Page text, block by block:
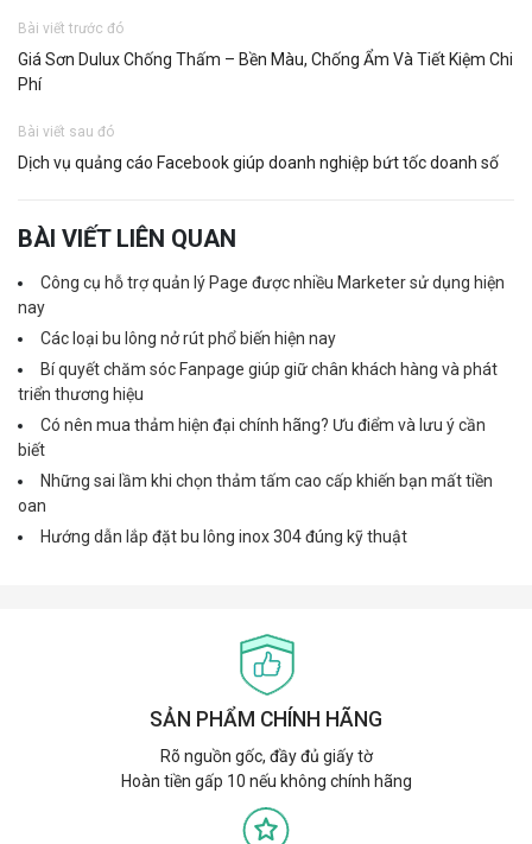
Bài viết trước đó
Giá Sơn Dulux Chống Thấm – Bền Màu, Chống Ẩm Và Tiết Kiệm Chi
Phí
Bài viết sau đó
Dịch vụ quảng cáo Facebook giúp doanh nghiệp bứt tốc doanh số
BÀI VIẾT LIÊN QUAN
Công cụ hỗ trợ quản lý Page được nhiều Marketer sử dụng hiện
nay
Các loại bu lông nở rút phổ biến hiện nay
Bí quyết chăm sóc Fanpage giúp giữ chân khách hàng và phát
triển thương hiệu
Có nên mua thảm hiện đại chính hãng? Ưu điểm và lưu ý cần
biết
Những sai lầm khi chọn thảm tấm cao cấp khiến bạn mất tiền
oan
Hướng dẫn lắp đặt bu lông inox 304 đúng kỹ thuật
SẢN PHẨM CHÍNH HÃNG
Rõ nguồn gốc, đầy đủ giấy tờ
Hoàn tiền gấp 10 nếu không chính hãng